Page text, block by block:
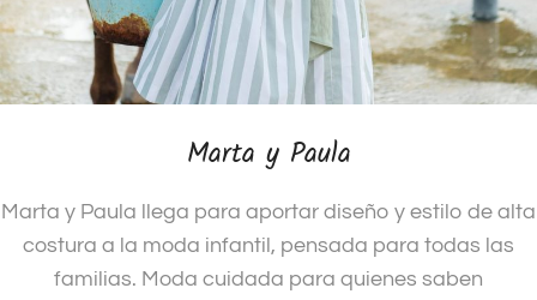
Marta y Paula
Marta y Paula llega para aportar diseño y estilo de alta
costura a la moda infantil, pensada para todas las
familias. Moda cuidada para quienes saben